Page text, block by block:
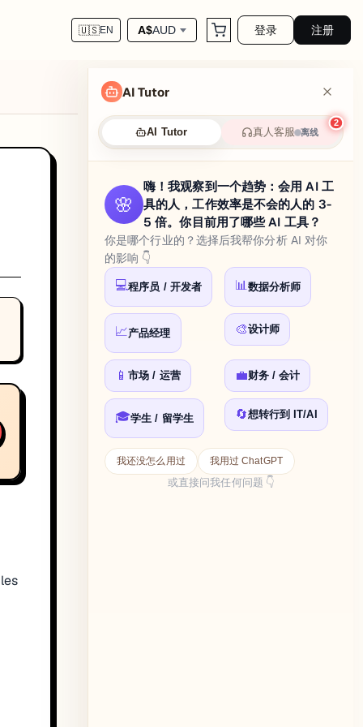
🇺🇸EN A$AUD 登录 注册
AI Tutor
AI Tutor 真人客服 离线
2
🌸
嗨！我观察到一个趋势：会用 AI 工
具的人，工作效率是不会的人的 3-
5 倍。你目前用了哪些 AI 工具？
你是哪个行业的？选择后我帮你分析 AI 对你
的影响 👇
💻程序员 / 开发者 📊 数据分析师
📈产品经理 🎨设计师
📱市场 / 运营 💼财务 / 会计
🎓学生 / 留学生 🔄想转行到 IT/AI
我还没怎么用过 我用过 ChatGPT
或直接问我任何问题 👇